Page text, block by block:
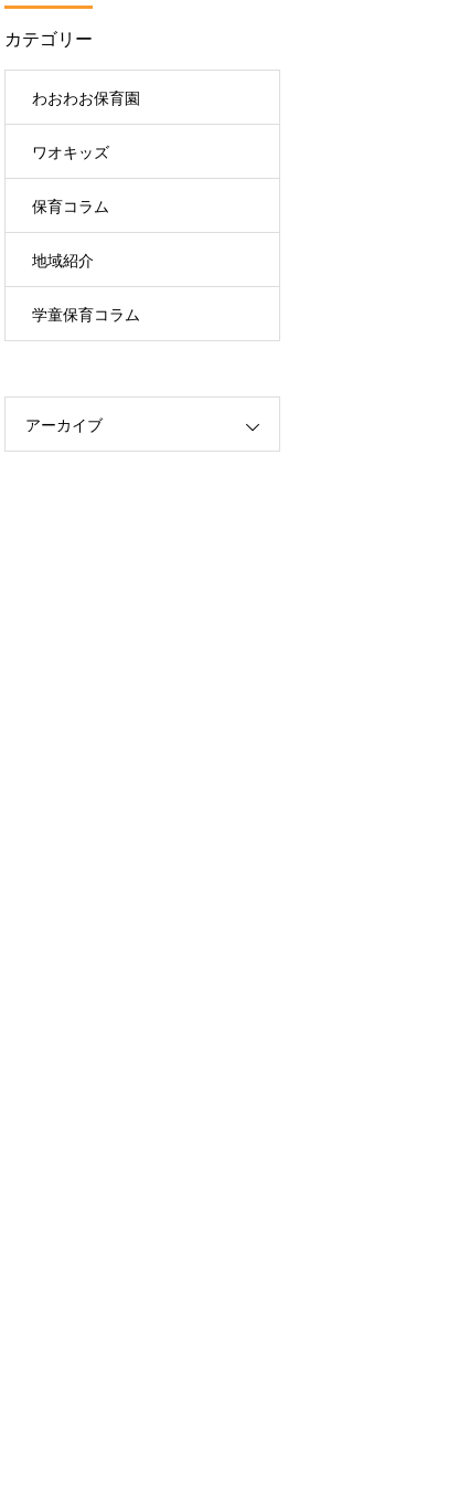
カテゴリー
わおわお保育園
ワオキッズ
保育コラム
地域紹介
学童保育コラム
アーカイブ